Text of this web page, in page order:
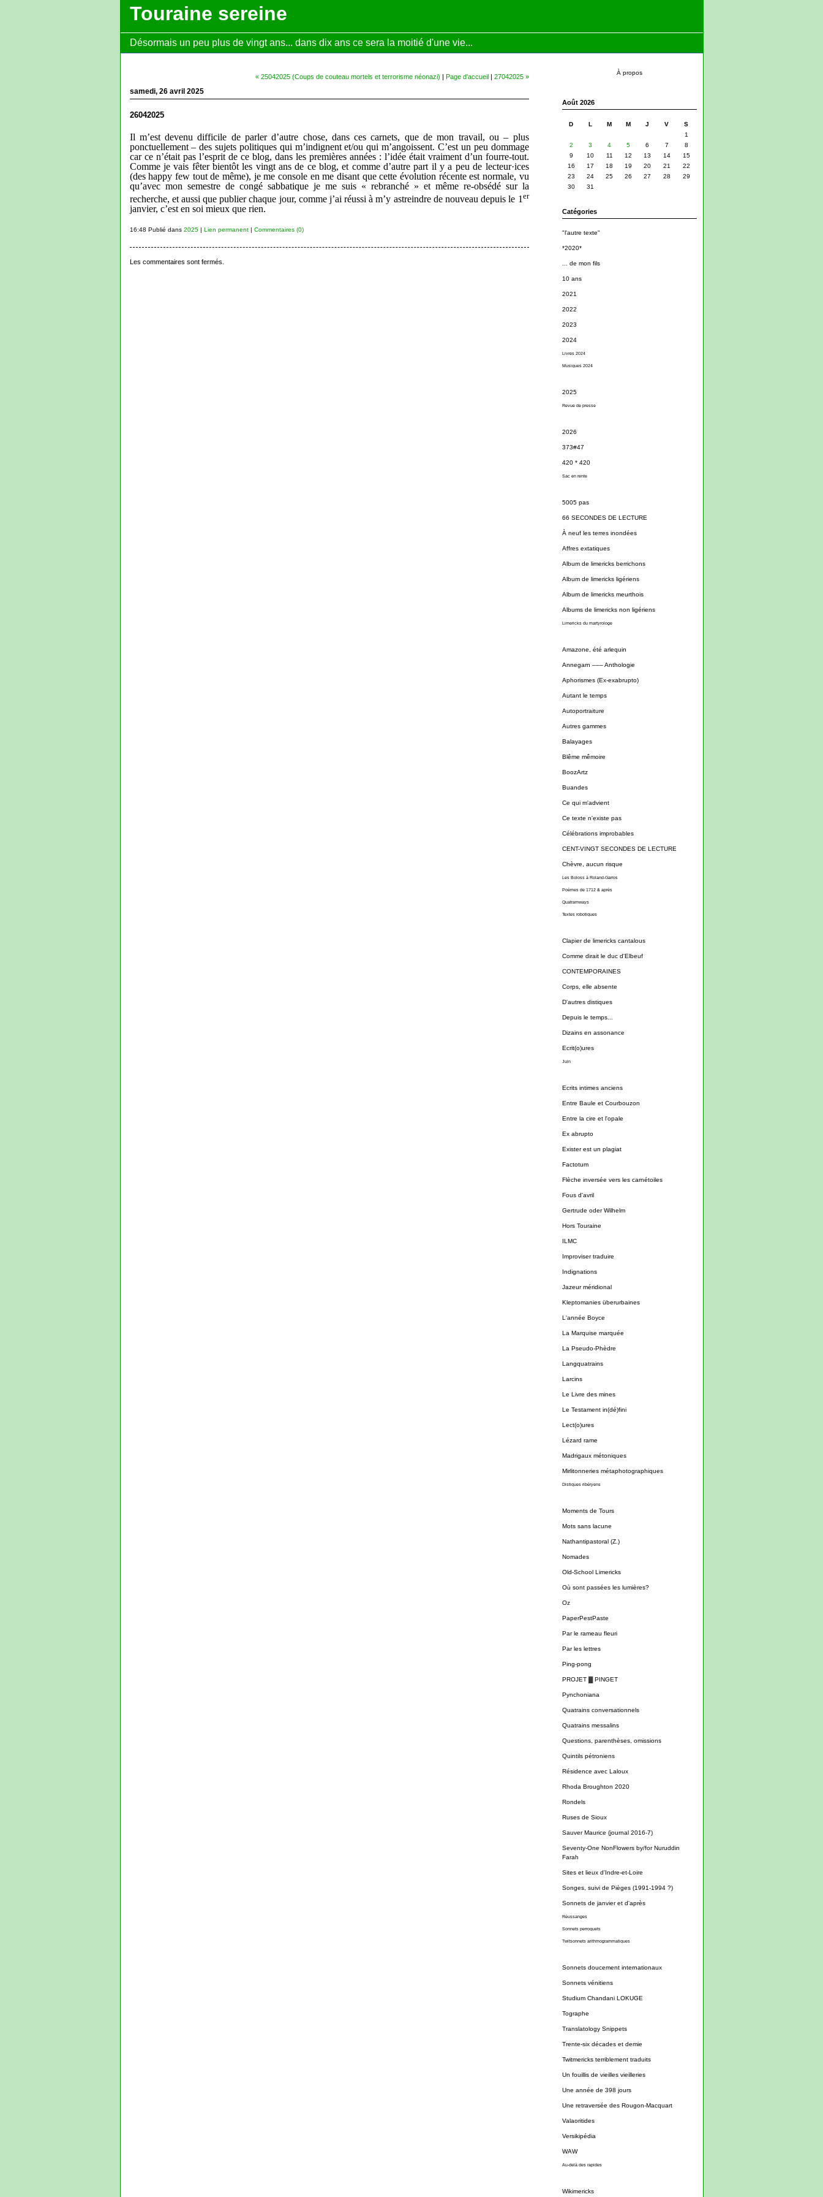
Touraine sereine
Désormais un peu plus de vingt ans... dans dix ans ce sera la moitié d'une vie...
À propos
Août 2026
D L M M J V
S
1
2
3 4 5 6 7
8
9
10 11 12 13 14
15
16
17 18 19 20 21
22
23
24 25 26 27 28
29
30
31
Catégories
"l'autre texte"
*2020*
... de mon fils
10 ans
2021
2022
2023
2024
Livres 2024
Musiques 2024
2025
Revue de presse
2026
373#47
420 * 420
Sac en rente
5005 pas
66 SECONDES DE LECTURE
À neuf les terres inondées
Affres extatiques
Album de limericks berrichons
Album de limericks ligériens
Album de limericks meurthois
Albums de limericks non ligériens
Limericks du martyrologe
Amazone, été arlequin
Annegarn ––– Anthologie
Aphorismes (Ex-exabrupto)
Autant le temps
Autoportraiture
Autres gammes
Balayages
Blême mêmoire
BoozArtz
Buandes
Ce qui m'advient
Ce texte n'existe pas
Célébrations improbables
CENT-VINGT SECONDES DE LECTURE
Chèvre, aucun risque
Les Boloss à Roland-Garros
Poèmes de 1712 & après
Quatramways
Textes robotiques
Clapier de limericks cantalous
Comme dirait le duc d'Elbeuf
CONTEMPORAINES
Corps, elle absente
D'autres distiques
Depuis le temps...
Dizains en assonance
Ecrit(o)ures
Juin
Ecrits intimes anciens
Entre Baule et Courbouzon
Entre la cire et l'opale
Ex abrupto
Exister est un plagiat
Factotum
Flèche inversée vers les carnétoiles
Fous d'avril
Gertrude oder Wilhelm
Hors Touraine
ILMC
Improviser traduire
Indignations
Jazeur méridional
Kleptomanies überurbaines
L'année Boyce
La Marquise marquée
La Pseudo-Phèdre
Langquatrains
Larcins
Le Livre des mines
Le Testament in(dé)fini
Lect(o)ures
Lézard rame
Madrigaux métoniques
Mirlitonneries métaphotographiques
Distiques ribéryens
Moments de Tours
Mots sans lacune
Nathantipastoral (Z.)
Nomades
Old-School Limericks
Où sont passées les lumières?
Oz
PaperPestPaste
Par le rameau fleuri
Par les lettres
Ping-pong
PROJET ▓ PINGET
Pynchoniana
Quatrains conversationnels
Quatrains messalins
Questions, parenthèses, omissions
Quintils pétroniens
Résidence avec Laloux
Rhoda Broughton 2020
Rondels
Ruses de Sioux
Sauver Maurice (journal 2016-7)
Seventy-One NonFlowers by/for Nuruddin
Farah
Sites et lieux d'Indre-et-Loire
Songes, suivi de Pièges (1991-1994 ?)
Sonnets de janvier et d'après
Réussanges
Sonnets perroquets
Twitsonnets arithmogrammatiques
Sonnets doucement internationaux
Sonnets vénitiens
Studium Chandani LOKUGE
Tographe
Translatology Snippets
Trente-six décades et demie
Twitmericks terriblement traduits
Un fouillis de vieilles vieilleries
Une année de 398 jours
Une retraversée des Rougon-Macquart
Valaoritides
Versikipédia
WAW
Au-delà des rapides
Wikimericks
« 25042025 (Coups de couteau mortels et terrorisme néonazi) | Page d'accueil| 27042025 »
samedi, 26 avril 2025
26042025
Il m’est devenu difficile de parler d’autre chose, dans ces carnets, que de mon travail, ou – plus
ponctuellement – des sujets politiques qui m’indignent et/ou qui m’angoissent. C’est un peu dommage
car ce n’était pas l’esprit de ce blog, dans les premières années : l’idée était vraiment d’un fourre-tout.
Comme je vais fêter bientôt les vingt ans de ce blog, et comme d’autre part il y a peu de lecteur·ices
(des happy few tout de même), je me console en me disant que cette évolution récente est normale, vu
qu’avec mon semestre de congé sabbatique je me suis « rebranché » et même re-obsédé sur la
recherche, et aussi que publier chaque jour, comme j’ai réussi à m’y astreindre de nouveau depuis le 1 er
janvier, c’est en soi mieux que rien.
16:48 Publié dans 2025| Lien permanent| Commentaires (0)
Les commentaires sont fermés.